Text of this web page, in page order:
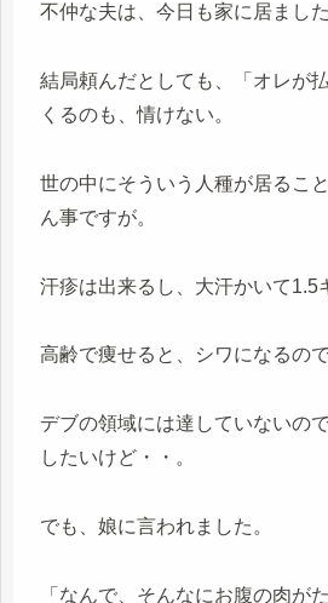
不仲な夫は、今日も家に居ました
結局頼んだとしても、「オレが
くるのも、情けない。
世の中にそういう人種が居るこ
ん事ですが。
汗疹は出来るし、大汗かいて1.5
高齢で痩せると、シワになるので
デブの領域には達していないの
したいけど・・。
でも、娘に言われました。
「なんで、そんなにお腹の肉が